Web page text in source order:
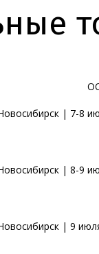
Новосибирск | 7-8
Новосибирск | 8-9
Новосибирск | 9